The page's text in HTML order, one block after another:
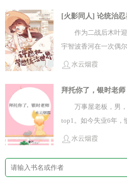
你们跟老板究竟是什
妻。答：弟弟的妻子
爱的主人。答：珍贵
【问：老婆忽然去世
2、每单元背景不同，
丽苏苏苏苏苏苏苏苏
等级：0级（还是荒岛
[火影同人] 论统治
作为二战后木叶
宇智波香河在一次偶
自己的死对头居然成
水云烟霞
拜托你了，银时老师
万事屋老板，男
top1。如今失业6年，
工人。 对此某白毛死
水云烟霞